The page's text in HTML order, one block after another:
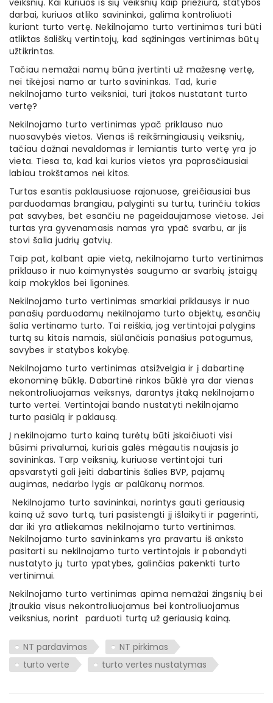
veiksnių. Kai kuriuos iš šių veiksnių kaip priežiūra, statybos
darbai, kuriuos atliko savininkai, galima kontroliuoti
kuriant turto vertę. Nekilnojamo turto vertinimas turi būti
atliktas šališkų vertintojų, kad sąžiningas vertinimas būtų
užtikrintas.
Tačiau nemažai namų būna įvertinti už mažesnę vertę,
nei tikėjosi namo ar turto savininkas. Tad, kurie
nekilnojamo turto veiksniai, turi įtakos nustatant turto
vertę?
Nekilnojamo turto vertinimas ypač priklauso nuo
nuosavybės vietos. Vienas iš reikšmingiausių veiksnių,
tačiau dažnai nevaldomas ir lemiantis turto vertę yra jo
vieta. Tiesa ta, kad kai kurios vietos yra paprasčiausiai
labiau trokštamos nei kitos.
Turtas esantis paklausiuose rajonuose, greičiausiai bus
parduodamas brangiau, palyginti su turtu, turinčiu tokias
pat savybes, bet esančiu ne pageidaujamose vietose. Jei
turtas yra gyvenamasis namas yra ypač svarbu, ar jis
stovi šalia judrių gatvių.
Taip pat, kalbant apie vietą, nekilnojamo turto vertinimas
priklauso ir nuo kaimynystės saugumo ar svarbių įstaigų
kaip mokyklos bei ligoninės.
Nekilnojamo turto vertinimas smarkiai priklausys ir nuo
panašių parduodamų nekilnojamo turto objektų, esančių
šalia vertinamo turto. Tai reiškia, jog vertintojai palygins
turtą su kitais namais, siūlančiais panašius patogumus,
savybes ir statybos kokybę.
Nekilnojamo turto vertinimas atsižvelgia ir į dabartinę
ekonominę būklę. Dabartinė rinkos būklė yra dar vienas
nekontroliuojamas veiksnys, darantys įtaką nekilnojamo
turto vertei. Vertintojai bando nustatyti nekilnojamo
turto pasiūlą ir paklausą.
Į nekilnojamo turto kainą turėtų būti įskaičiuoti visi
būsimi privalumai, kuriais galės mėgautis naujasis jo
savininkas. Tarp veiksnių, kuriuose vertintojai turi
apsvarstyti gali įeiti dabartinis šalies BVP, pajamų
augimas, nedarbo lygis ar palūkanų normos.
Nekilnojamo turto savininkai, norintys gauti geriausią
kainą už savo turtą, turi pasistengti jį išlaikyti ir pagerinti,
dar iki yra atliekamas nekilnojamo turto vertinimas.
Nekilnojamo turto savininkams yra pravartu iš anksto
pasitarti su nekilnojamo turto vertintojais ir pabandyti
nustatyto jų turto ypatybes, galinčias pakenkti turto
vertinimui.
Nekilnojamo turto vertinimas apima nemažai žingsnių bei
įtraukia visus nekontroliuojamus bei kontroliuojamus
veiksnius, norint parduoti turtą už geriausią kainą.
NT pardavimas
NT pirkimas
turto verte
turto vertes nustatymas